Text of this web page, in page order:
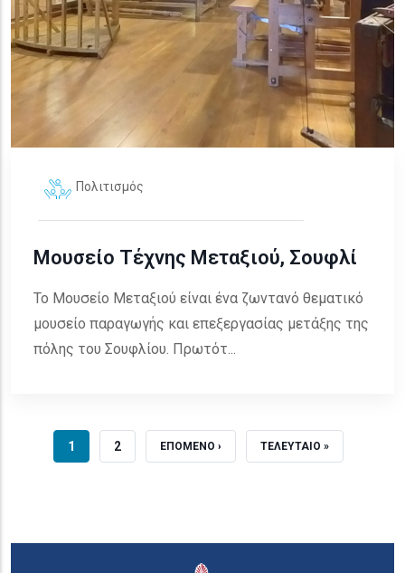
Πολιτισμός
Μουσείο Τέχνης Μεταξιού, Σουφλί
Το Μουσείο Μεταξιού είναι ένα ζωντανό θεματικό
μουσείο παραγωγής και επεξεργασίας μετάξης της
πόλης του Σουφλίου. Πρωτότ...
ΤΡΕΧΟΥΣΑ ΣΕΛΙΔΑ
1 ΣΕΛΙΔΑ
2 NEXT PAGE
ΕΠΟΜΕΝΟ › LAST PAGE
ΤΕΛΕΥΤΑΙΟ »